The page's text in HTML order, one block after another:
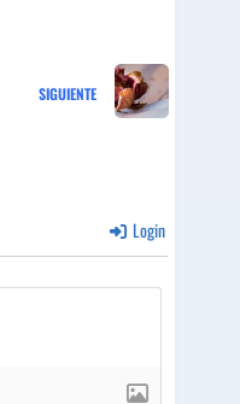
SIGUIENTE
Login